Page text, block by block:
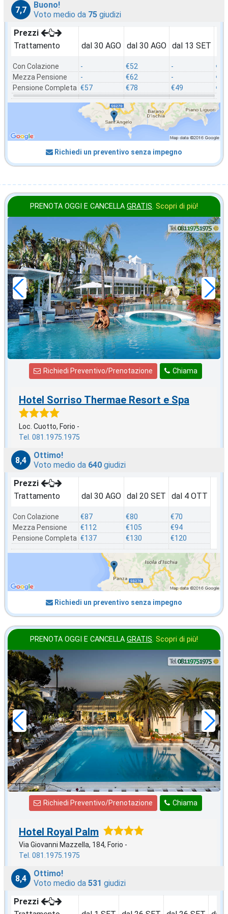
7,7
Buono!
Voto medio da 75 giudizi
Prezzi
Trattamento
Con Colazione
Mezza Pensione
Pensione Completa
dal 30 AGO
-
-
€57
dal 30 AGO
€52
€62
€78
dal 13 SET
-
-
€49
€41
€52
€68
Richiedi un preventivo senza impegno
PRENOTA OGGI E CANCELLA GRATIS. Scopri di più!
settembre
in offerta da
€80,00
a notte
Chiama
Richiedi Preventivo/Prenotazione
Hotel Sorriso Thermae Resort e Spa
Loc. Cuotto, Forio -
Tel. 081.1975.1975
8,4
Ottimo!
Voto medio da 640 giudizi
Prezzi
Trattamento
Con Colazione
Mezza Pensione
Pensione Completa
dal 30 AGO
€87
€112
€137
dal 20 SET
€80
€105
€130
dal 4 OTT
€70
€94
€120
Richiedi un preventivo senza impegno
PRENOTA OGGI E CANCELLA GRATIS. Scopri di più!
settembre
in offerta da
€60,00
a notte
Chiama
Richiedi Preventivo/Prenotazione
Hotel Royal Palm
Via Giovanni Mazzella, 184, Forio -
Tel. 081.1975.1975
8,4
Ottimo!
Voto medio da 531 giudizi
Prezzi